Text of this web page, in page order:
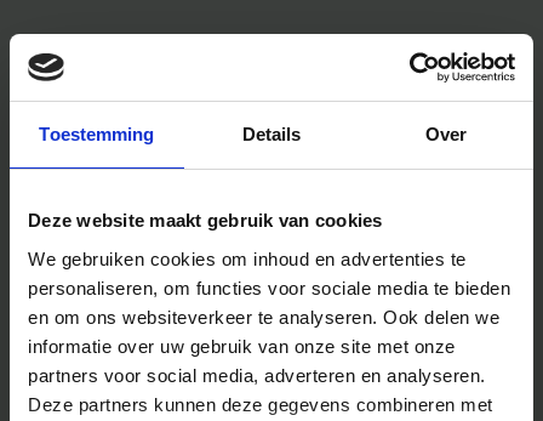
Toestemming Details Over
Deze website maakt gebruik van cookies
We gebruiken cookies om inhoud en advertenties te
personaliseren, om functies voor sociale media te bieden
en om ons websiteverkeer te analyseren. Ook delen we
informatie over uw gebruik van onze site met onze
partners voor social media, adverteren en analyseren.
Deze partners kunnen deze gegevens combineren met